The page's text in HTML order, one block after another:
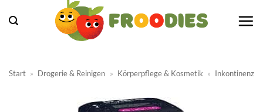
Inhalt
Start » Drogerie & Reinigen » Körperpflege & Kosmetik » Inkontinenz